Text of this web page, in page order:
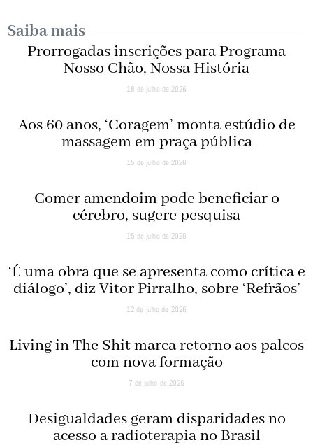
Saiba mais
Prorrogadas inscrições para Programa
Nosso Chão, Nossa História
18 de julho de 2026
Aos 60 anos, ‘Coragem’ monta estúdio de
massagem em praça pública
15 de julho de 2026
Comer amendoim pode beneficiar o
cérebro, sugere pesquisa
15 de julho de 2026
‘É uma obra que se apresenta como crítica e
diálogo’, diz Vitor Pirralho, sobre ‘Refrãos’
12 de julho de 2026
Living in The Shit marca retorno aos palcos
com nova formação
7 de julho de 2026
Desigualdades geram disparidades no
acesso a radioterapia no Brasil